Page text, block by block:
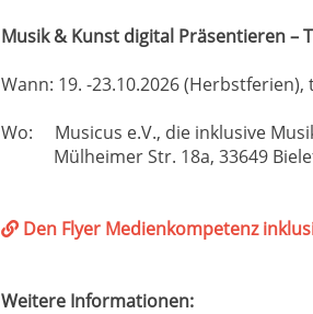
Musik & Kunst digital Präsentieren
Wann: 19. -23.10.2026
Wo: Musicus e.V., die inklusive
Mülheimer Str. 18a, 33649
Den Flyer Medienkompetenz
Weitere Informationen: